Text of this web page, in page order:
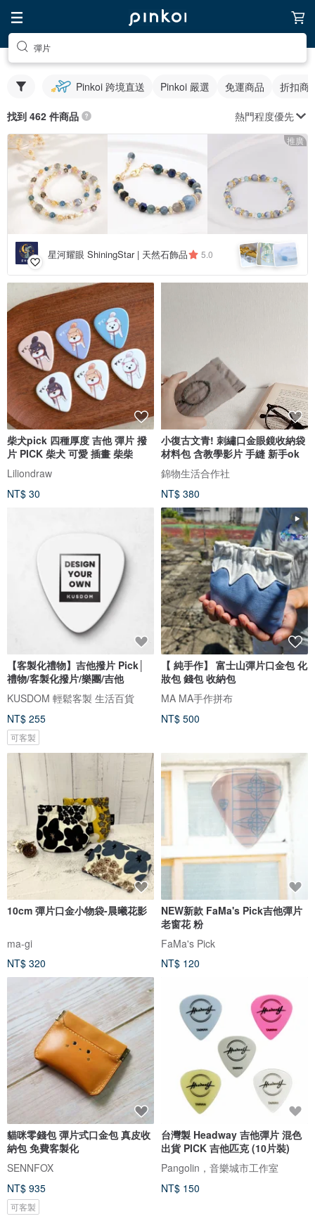
彈片
Pinkoi 跨境直送 Pinkoi 嚴選 免運商品 折扣商
找到 462 件商品 熱門程度優先
推廣
星河耀眼 ShiningStar | 天然石飾品 5.0
柴犬pick 四種厚度 吉他 彈片 撥
片 PICK 柴犬 可愛 插畫 柴柴
Liliondraw
NT$ 30
小復古文青! 刺繡口金眼鏡收納袋
材料包 含教學影片 手縫 新手ok
錦物生活合作社
NT$ 380
【客製化禮物】吉他撥片 Pick│
禮物/客製化撥片/樂團/吉他
KUSDOM 輕鬆客製 生活百貨
NT$ 255
可客製
【 純手作】 富士山彈片口金包 化
妝包 錢包 收納包
MA MA手作拼布
NT$ 500
10cm 彈片口金小物袋-晨曦花影
ma-gi
NT$ 320
NEW新款 FaMa's Pick吉他彈片
老窗花 粉
FaMa's Pick
NT$ 120
貓咪零錢包 彈片式口金包 真皮收
納包 免費客製化
SENNFOX
NT$ 935
可客製
台灣製 Headway 吉他彈片 混色
出貨 PICK 吉他匹克 (10片裝)
Pangolin，音樂城市工作室
NT$ 150